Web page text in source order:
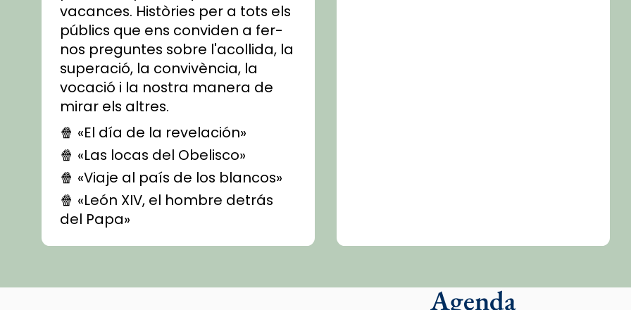
vacances. Històries per a tots els
públics que ens conviden a fer-
nos preguntes sobre l'acollida, la
superació, la convivència, la
vocació i la nostra manera de
mirar els altres.
🍿 «El día de la revelación»
🍿 «Las locas del Obelisco»
🍿 «Viaje al país de los blancos»
🍿 «León XIV, el hombre detrás
del Papa»
🍿 «Las ovejas detectives»
recomanacions i prepara una
Agenda